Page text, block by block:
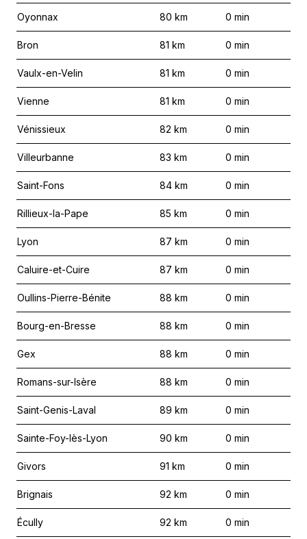
Oyonnax 80 km 0 min
Bron 81 km 0 min
Vaulx-en-Velin 81 km 0 min
Vienne 81 km 0 min
Vénissieux 82 km 0 min
Villeurbanne 83 km 0 min
Saint-Fons 84 km 0 min
Rillieux-la-Pape 85 km 0 min
Lyon 87 km 0 min
Caluire-et-Cuire 87 km 0 min
Oullins-Pierre-Bénite 88 km 0 min
Bourg-en-Bresse 88 km 0 min
Gex 88 km 0 min
Romans-sur-Isère 88 km 0 min
Saint-Genis-Laval 89 km 0 min
Sainte-Foy-lès-Lyon 90 km 0 min
Givors 91 km 0 min
Brignais 92 km 0 min
Écully 92 km 0 min